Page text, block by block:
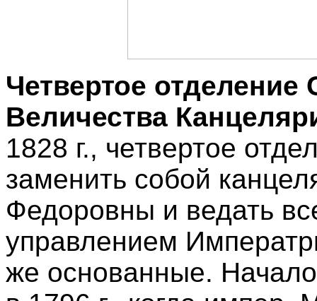
Четвертое
Величества
1828 г., четвертое
заменить собой
Федоровны и ведать
управлением
же основанные.